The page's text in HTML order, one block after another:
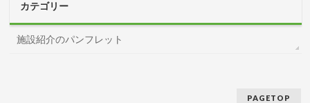
カテゴリー
施設紹介のパンフレット
PAGETOP